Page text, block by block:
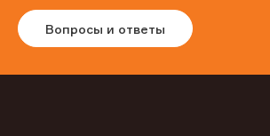
Вопросы и ответы